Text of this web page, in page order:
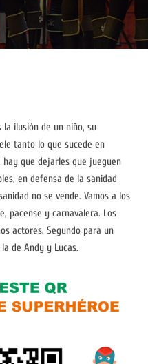
la ilusión de un niño, su
tanto lo que sucede en
hay que dejarles que jueguen
en defensa de la sanidad
no se vende. Vamos a los
pacense y carnavalera. Los
actores. Segundo para un
de Andy y Lucas.